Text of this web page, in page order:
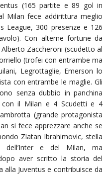
(165 partite e 89 gol in
Milan fece addirittura meglio
League, 300 presenze e 126
Con alterne fortune da
Zaccheroni (scudetto al
(trofei con entrambe ma
Legrottaglie, Emerson lo
con entrambe le maglie. Gli
senza dubbio in panchina
con il Milan e 4 Scudetti e 4
(grande protagonista
si fece apprezzare anche se
Zlatan Ibrahimovic, stella
dell’Inter e del Milan, ma
aver scritto la storia del
alla Juventus e contribuisce da